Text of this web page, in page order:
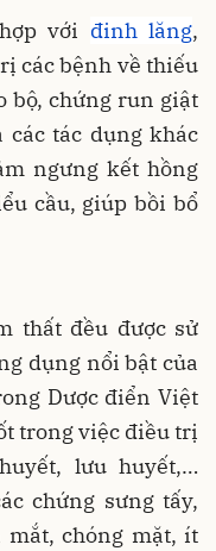
với đinh lăng,
các bệnh về thiếu
bộ, chứng run giật
tác dụng khác
ngưng kết hồng
cầu, giúp bồi bổ
thất đều được sử
dụng nổi bật của
Dược điển Việt
trong việc điều trị
lưu huyết,…
chứng sưng tấy,
mắt, chóng mặt, ít